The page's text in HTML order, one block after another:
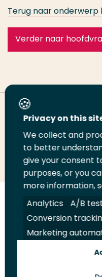
Terug naar onderwerp
Verder naar
Deel deze pagina
Deel
LinkedIn
Deel
op
Twitter
Deel
op
Volg
ons
op
LinkedIn
Volg
ons
op
Facebook
Volg
ons
op
YouTube
Volg
ons
op
Juridisch Security
Privacy on this
We collect and
to better
give your consent
purposes, or you
more information,
Analytics
A/B
Conversion
Marketing